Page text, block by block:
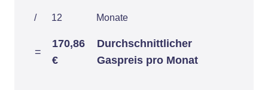
/ 12 Monate
=
170,86
€
Durchschnittlicher
Gaspreis pro Monat